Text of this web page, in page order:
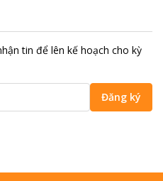
tin để lên kế hoạch cho kỳ
Đăng ký